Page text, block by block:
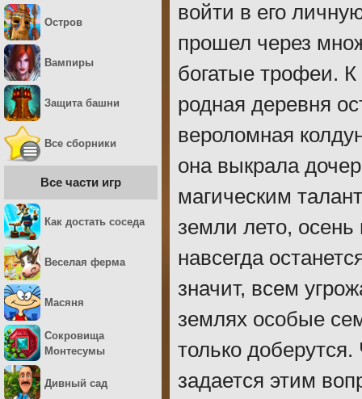
войти в его
прошел через
богатые трофеи.
родная деревня
вероломная
она выкрала
магическим
земли лето, осень
навсегда
значит, всем
землях особые
только
задается этим
Остров
Вампиры
Защита башни
Все сборники
Все части игр
Как достать соседа
Веселая ферма
Масяня
Сокровища
Монтесумы
Дивный сад